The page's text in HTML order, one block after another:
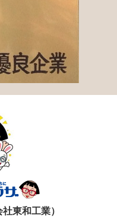
東和工業）